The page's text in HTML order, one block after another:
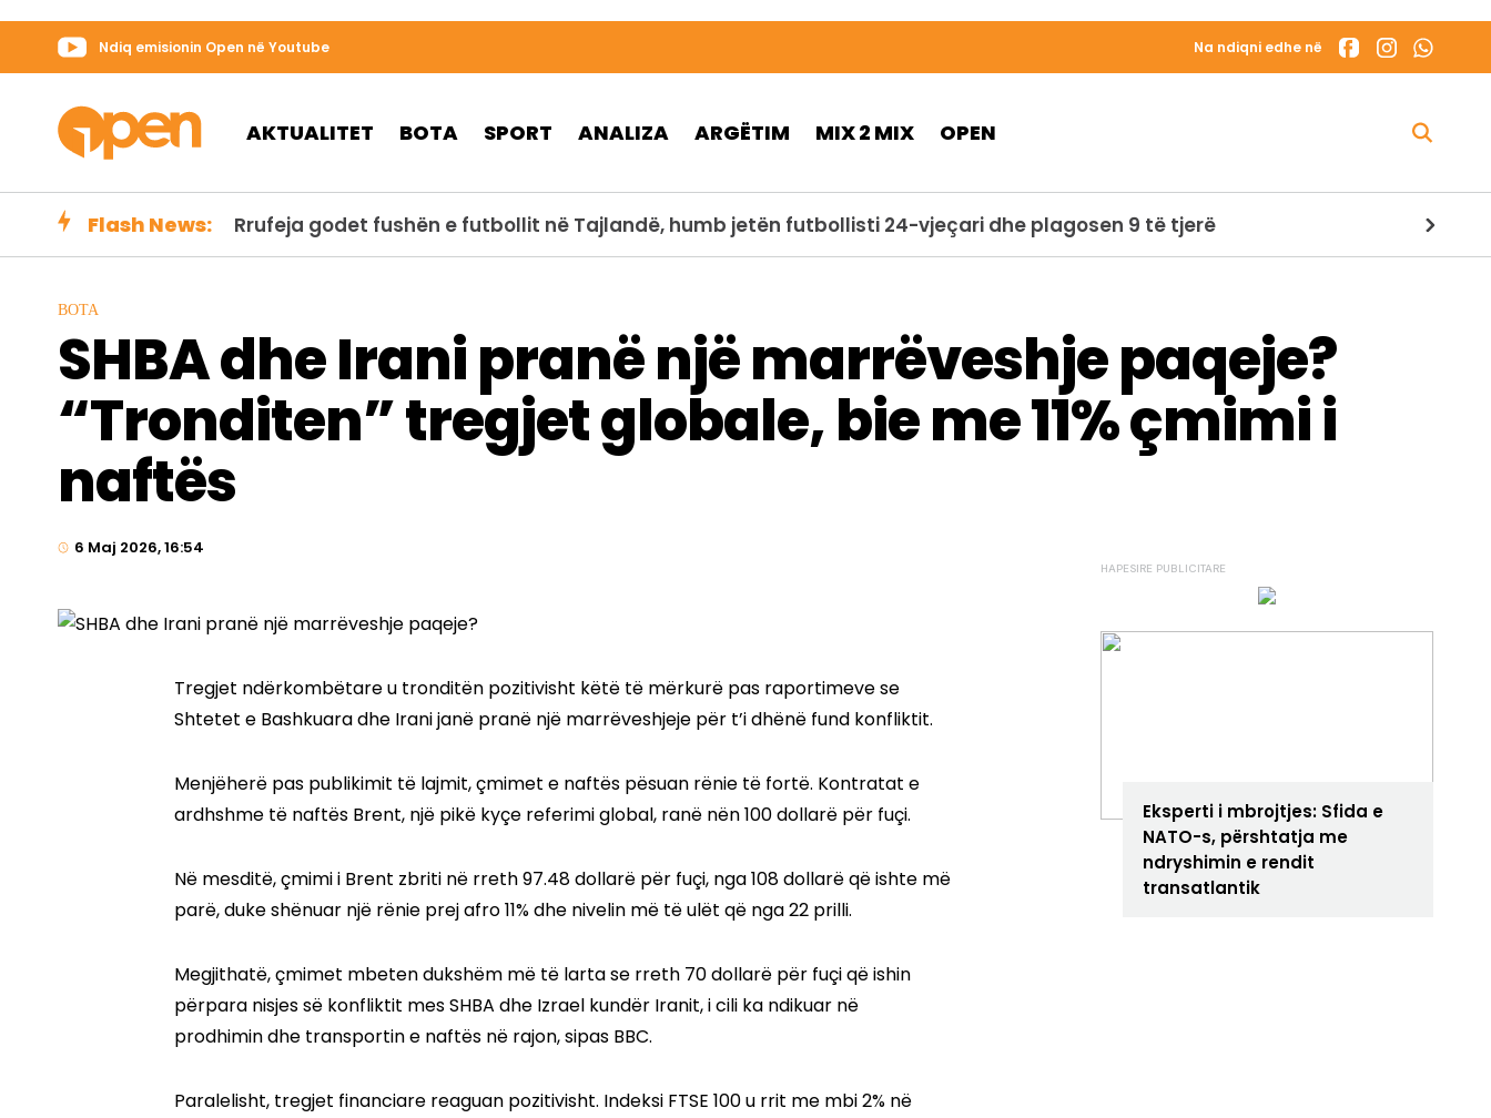
Ndiq emisionin Open në Youtube Na ndiqni edhe në
AKTUALITET BOTA SPORT ANALIZA ARGËTIM MIX 2 MIX OPEN
Flash News:
BOTA
SHBA dhe Irani pranë një marrëveshje paqeje?
“Tronditen” tregjet globale, bie me 11% çmimi i
naftës
6 Maj 2026, 16:54
Tregjet ndërkombëtare u tronditën pozitivisht këtë të mërkurë pas raportimeve se
Shtetet e Bashkuara dhe Irani janë pranë një marrëveshjeje për t’i dhënë fund konfliktit.
Menjëherë pas publikimit të lajmit, çmimet e naftës pësuan rënie të fortë. Kontratat e
ardhshme të naftës Brent, një pikë kyçe referimi global, ranë nën 100 dollarë për fuçi.
Në mesditë, çmimi i Brent zbriti në rreth 97.48 dollarë për fuçi, nga 108 dollarë që ishte më
parë, duke shënuar një rënie prej afro 11% dhe nivelin më të ulët që nga 22 prilli.
Megjithatë, çmimet mbeten dukshëm më të larta se rreth 70 dollarë për fuçi që ishin
përpara nisjes së konfliktit mes SHBA dhe Izrael kundër Iranit, i cili ka ndikuar në
prodhimin dhe transportin e naftës në rajon, sipas BBC.
Paralelisht, tregjet financiare reaguan pozitivisht. Indeksi FTSE 100 u rrit me mbi 2% në
Eksperti i mbrojtjes: Sfida e
NATO-s, përshtatja me
ndryshimin e rendit
transatlantik